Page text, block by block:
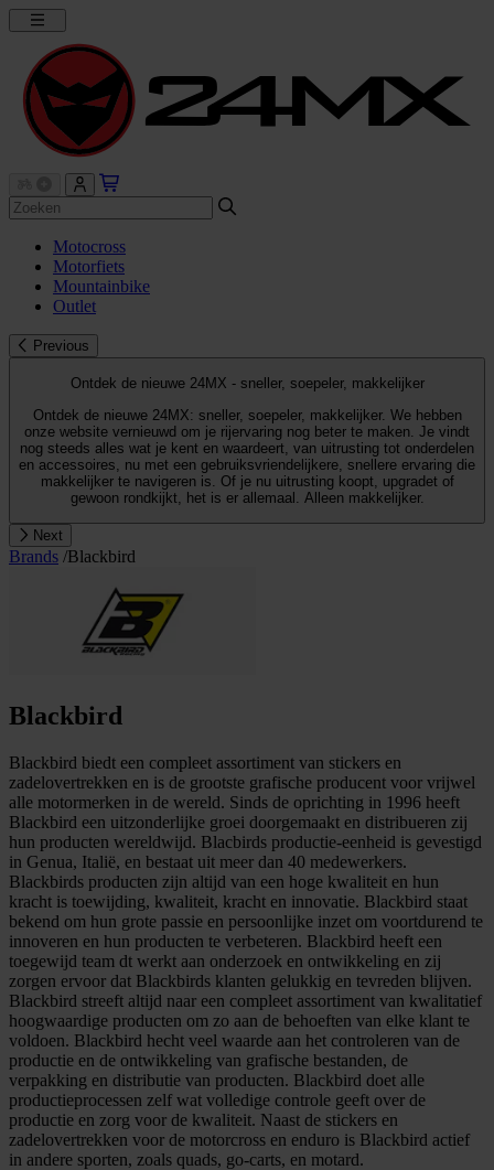
Motocross
Motorfiets
Mountainbike
Outlet
Previous
Ontdek de nieuwe 24MX - sneller, soepeler, makkelijker
Ontdek de nieuwe 24MX: sneller, soepeler, makkelijker. We hebben
onze website vernieuwd om je rijervaring nog beter te maken. Je vindt
nog steeds alles wat je kent en waardeert, van uitrusting tot onderdelen
en accessoires, nu met een gebruiksvriendelijkere, snellere ervaring die
makkelijker te navigeren is. Of je nu uitrusting koopt, upgradet of
gewoon rondkijkt, het is er allemaal. Alleen makkelijker.
Next
Brands /Blackbird
Blackbird
Blackbird biedt een compleet assortiment van stickers en
zadelovertrekken en is de grootste grafische producent voor vrijwel
alle motormerken in de wereld. Sinds de oprichting in 1996 heeft
Blackbird een uitzonderlijke groei doorgemaakt en distribueren zij
hun producten wereldwijd. Blacbirds productie-eenheid is gevestigd
in Genua, Italië, en bestaat uit meer dan 40 medewerkers.
Blackbirds producten zijn altijd van een hoge kwaliteit en hun
kracht is toewijding, kwaliteit, kracht en innovatie. Blackbird staat
bekend om hun grote passie en persoonlijke inzet om voortdurend te
innoveren en hun producten te verbeteren. Blackbird heeft een
toegewijd team dt werkt aan onderzoek en ontwikkeling en zij
zorgen ervoor dat Blackbirds klanten gelukkig en tevreden blijven.
Blackbird streeft altijd naar een compleet assortiment van kwalitatief
hoogwaardige producten om zo aan de behoeften van elke klant te
voldoen. Blackbird hecht veel waarde aan het controleren van de
productie en de ontwikkeling van grafische bestanden, de
verpakking en distributie van producten. Blackbird doet alle
productieprocessen zelf wat volledige controle geeft over de
productie en zorg voor de kwaliteit. Naast de stickers en
zadelovertrekken voor de motorcross en enduro is Blackbird actief
in andere sporten, zoals quads, go-carts, en motard.